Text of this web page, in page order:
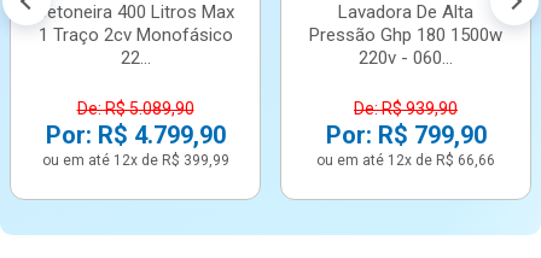
Betoneira 400 Litros Max
1 Traço 2cv Monofásico
22...
De: R$ 5.089,90
Por: R$ 4.799,90
ou em até 12x de R$ 399,99
Lavadora De Alta
Pressão Ghp 180 1500w
220v - 060...
De: R$ 939,90
Por: R$ 799,90
ou em até 12x de R$ 66,66